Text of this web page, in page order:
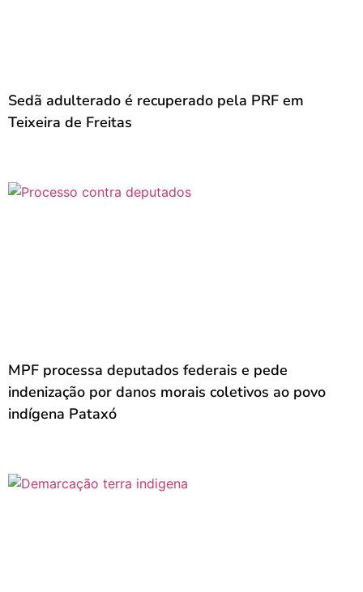
Sedã adulterado é recuperado pela PRF em
Teixeira de Freitas
MPF processa deputados federais e pede
indenização por danos morais coletivos ao povo
indígena Pataxó